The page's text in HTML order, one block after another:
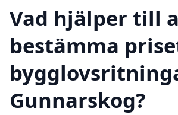
Vad hjälper till
bestämma
Gunnarskog?